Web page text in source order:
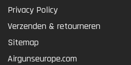
Privacy Policy
Verzenden & retourneren
Sitemap
Airgunseurope.com